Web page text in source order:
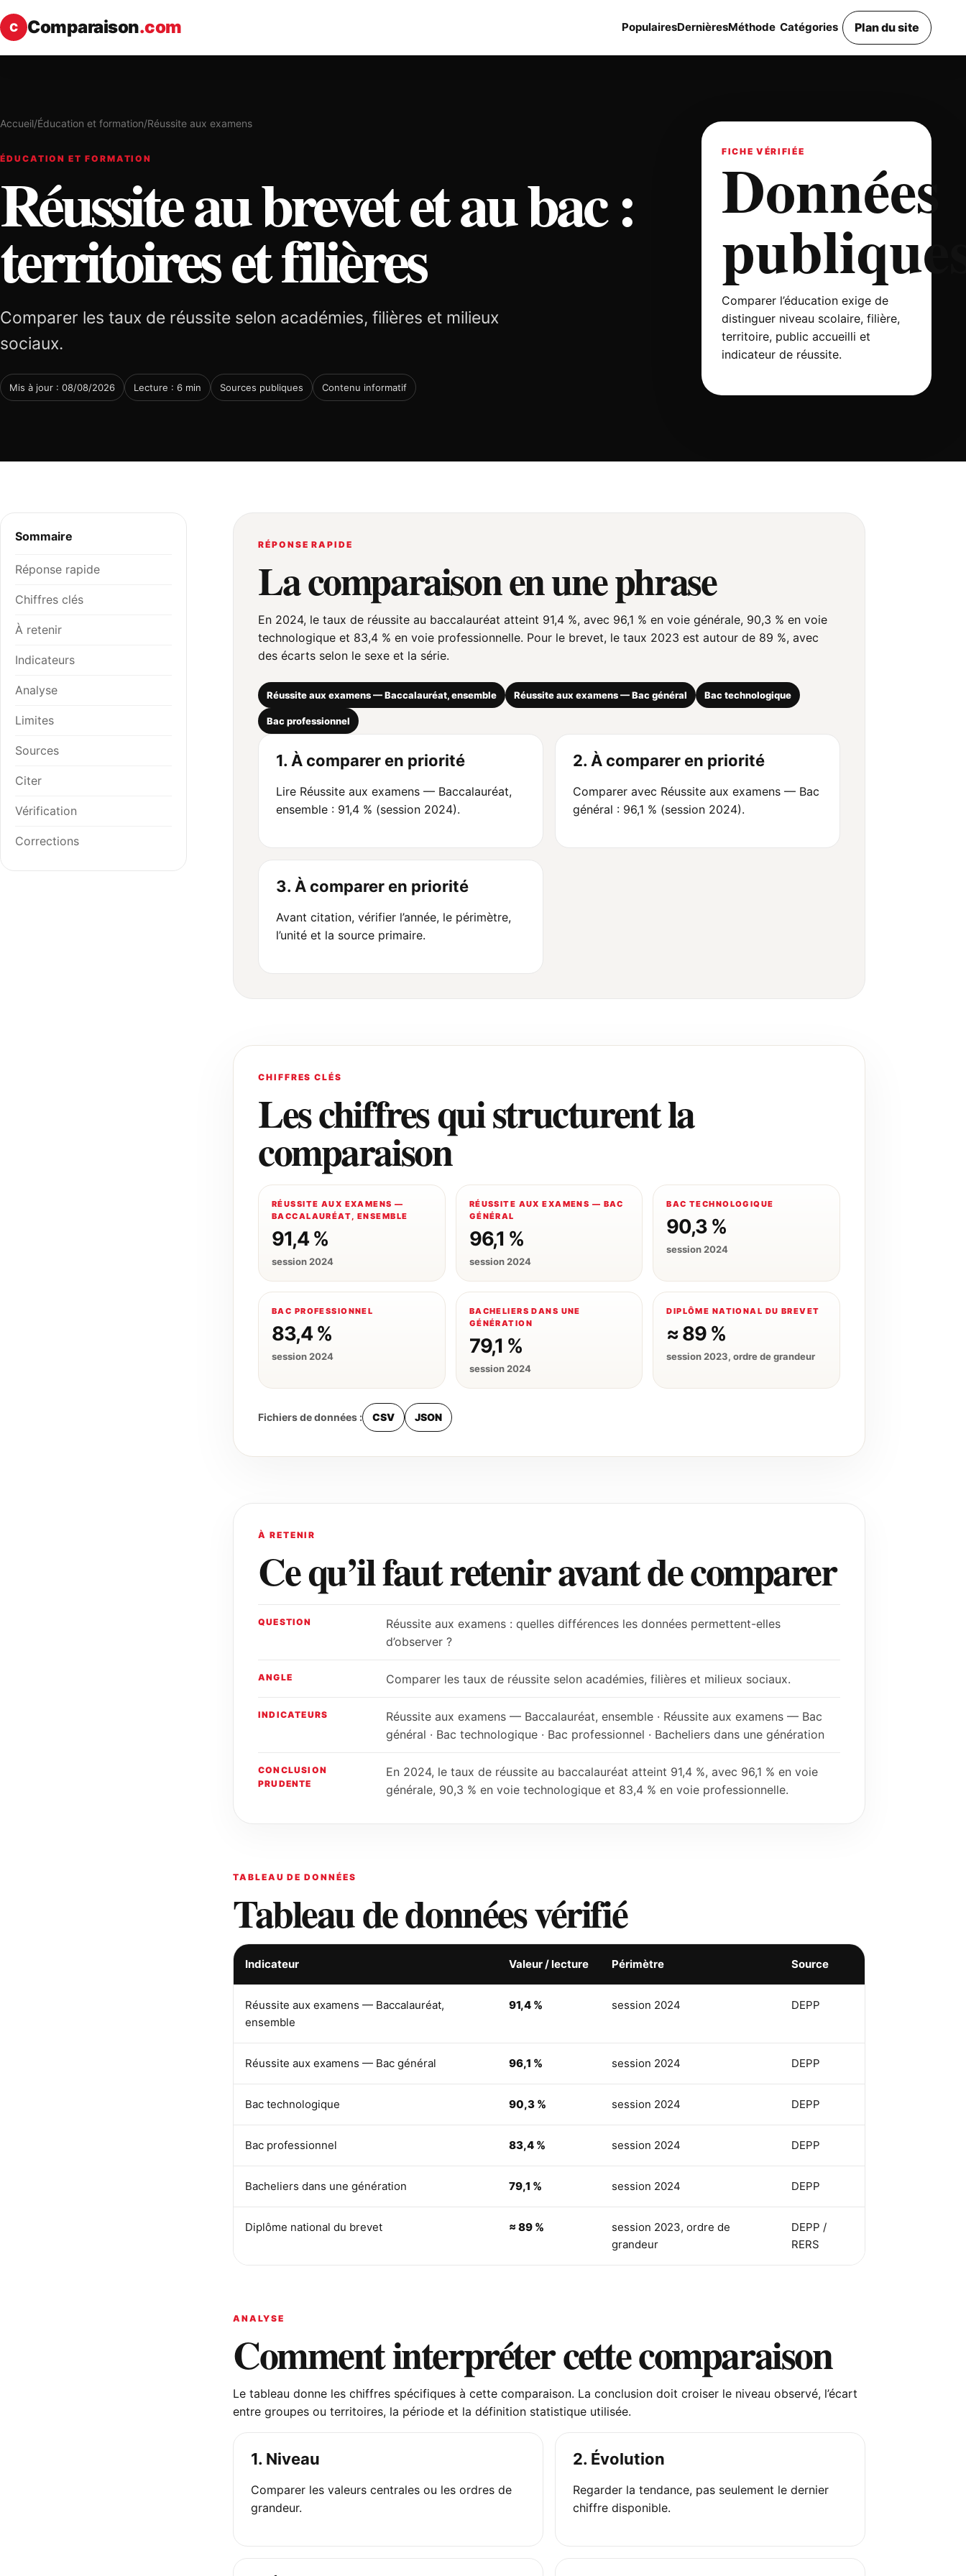
C Comparaison.com PopulairesDernièresMéthode Catégories Plan du site
Accueil/Éducation et formation/Réussite aux examens
ÉDUCATION ET FORMATION
Réussite au brevet et au bac :
territoires et filières
Comparer les taux de réussite selon académies, filières et milieux
sociaux.
Mis à jour : 08/08/2026 Lecture : 6 min Sources publiques Contenu informatif
FICHE VÉRIFIÉE
Données
Comparer l’éducation exige de
distinguer niveau scolaire, filière,
territoire, public accueilli et
indicateur de réussite.
Sommaire
Réponse rapide
Chiffres clés
À retenir
Indicateurs
Analyse
Limites
Sources
Citer
Vérification
Corrections
RÉPONSE RAPIDE
La comparaison en une phrase
En 2024, le taux de réussite au baccalauréat atteint 91,4 %, avec 96,1 % en voie générale, 90,3 % en voie
technologique et 83,4 % en voie professionnelle. Pour le brevet, le taux 2023 est autour de 89 %, avec
des écarts selon le sexe et la série.
Réussite aux examens — Baccalauréat, ensemble Réussite aux examens — Bac général Bac technologique
Bac professionnel
1. À comparer en priorité
Lire Réussite aux examens — Baccalauréat,
ensemble : 91,4 % (session 2024).
2. À comparer en priorité
Comparer avec Réussite aux examens — Bac
général : 96,1 % (session 2024).
3. À comparer en priorité
Avant citation, vérifier l’année, le périmètre,
l’unité et la source primaire.
CHIFFRES CLÉS
Les chiffres qui structurent la
comparaison
RÉUSSITE AUX EXAMENS —
BACCALAURÉAT, ENSEMBLE
91,4 %
session 2024
RÉUSSITE AUX EXAMENS — BAC
GÉNÉRAL
96,1 %
session 2024
BAC TECHNOLOGIQUE
90,3 %
session 2024
BAC PROFESSIONNEL
83,4 %
session 2024
BACHELIERS DANS UNE
GÉNÉRATION
79,1 %
session 2024
DIPLÔME NATIONAL DU BREVET
≈ 89 %
session 2023, ordre de grandeur
Fichiers de données : CSV JSON
À RETENIR
Ce qu’il faut retenir avant de comparer
QUESTION
Réussite aux examens : quelles différences les données permettent-elles
d’observer ?
ANGLE Comparer les taux de réussite selon académies, filières et milieux sociaux.
INDICATEURS
Réussite aux examens — Baccalauréat, ensemble · Réussite aux examens — Bac
général · Bac technologique · Bac professionnel · Bacheliers dans une génération
CONCLUSION
PRUDENTE
En 2024, le taux de réussite au baccalauréat atteint 91,4 %, avec 96,1 % en voie
générale, 90,3 % en voie technologique et 83,4 % en voie professionnelle.
TABLEAU DE DONNÉES
Tableau de données vérifié
Indicateur Valeur / lecture Périmètre Source
Réussite aux examens — Baccalauréat,
ensemble
91,4 % session 2024 DEPP
Réussite aux examens — Bac général 96,1 % session 2024 DEPP
Bac technologique 90,3 % session 2024 DEPP
Bac professionnel 83,4 % session 2024 DEPP
Bacheliers dans une génération 79,1 % session 2024 DEPP
Diplôme national du brevet ≈ 89 %
session 2023, ordre de
grandeur
DEPP /
RERS
ANALYSE
Comment interpréter cette comparaison
Le tableau donne les chiffres spécifiques à cette comparaison. La conclusion doit croiser le niveau observé, l’écart
entre groupes ou territoires, la période et la définition statistique utilisée.
1. Niveau
Comparer les valeurs centrales ou les ordres de
grandeur.
2. Évolution
Regarder la tendance, pas seulement le dernier
chiffre disponible.